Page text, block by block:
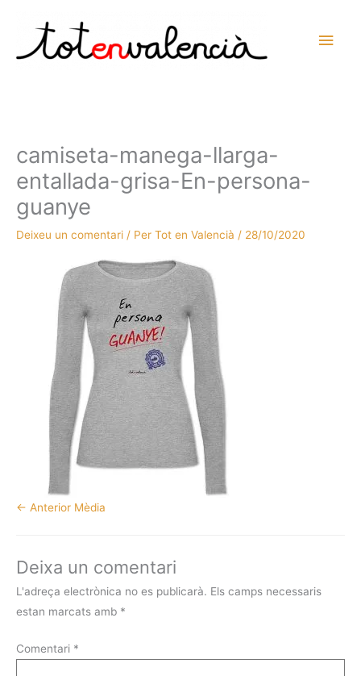
contingut
camiseta-manega-llarga-
entallada-grisa-En-persona-
guanye
Deixeu un comentari / Per Tot en Valencià / 28/10/2020
← Anterior Mèdia
Deixa un comentari
L'adreça electrònica no es publicarà. Els camps necessaris
estan marcats amb *
Comentari *